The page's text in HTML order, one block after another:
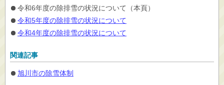
令和6年度の除排雪の状況について（本頁）
令和5年度の除排雪の状況について
令和4年度の除排雪の状況について
関連記事
旭川市の除雪体制